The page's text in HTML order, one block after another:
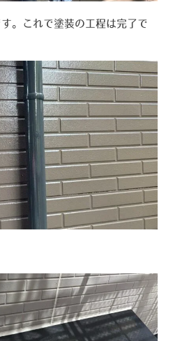
。これで塗装の工程は完了で